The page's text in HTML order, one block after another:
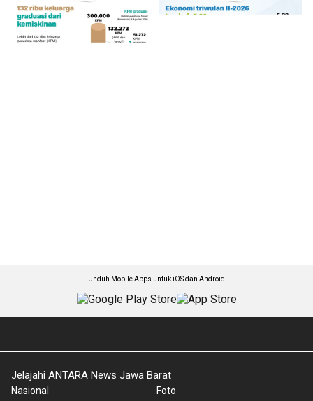
Unduh Mobile Apps untuk iOS dan Android
Jelajahi ANTARA News Jawa Barat
Nasional Foto